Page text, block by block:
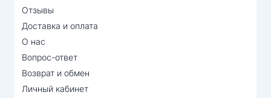
Отзывы
Доставка и оплата
О нас
Вопрос-ответ
Возврат и обмен
Личный кабинет